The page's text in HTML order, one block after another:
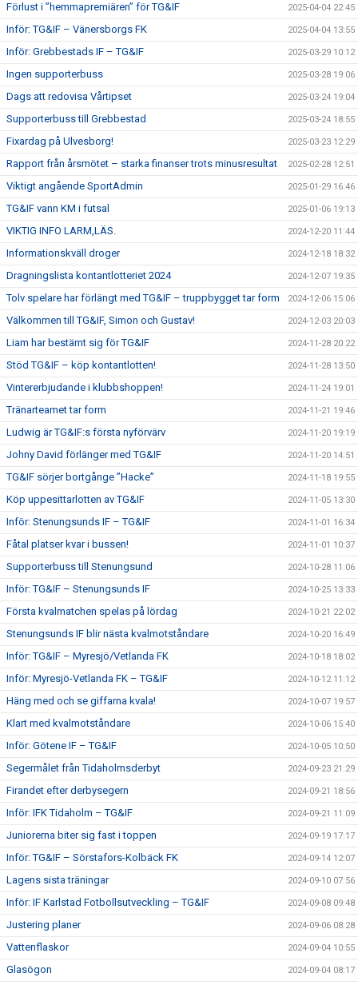
Förlust i ”hemmapremiären” för TG&IF 2025-04-04 22:45
Inför: TG&IF – Vänersborgs FK 2025-04-04 13:55
Inför: Grebbestads IF – TG&IF 2025-03-29 10:12
Ingen supporterbuss 2025-03-28 19:06
Dags att redovisa Vårtipset 2025-03-24 19:04
Supporterbuss till Grebbestad 2025-03-24 18:55
Fixardag på Ulvesborg! 2025-03-23 12:29
Rapport från årsmötet – starka finanser trots minusresultat 2025-02-28 12:51
Viktigt angående SportAdmin 2025-01-29 16:46
TG&IF vann KM i futsal 2025-01-06 19:13
VIKTIG INFO LARM,LÄS. 2024-12-20 11:44
Informationskväll droger 2024-12-18 18:32
Dragningslista kontantlotteriet 2024 2024-12-07 19:35
Tolv spelare har förlängt med TG&IF – truppbygget tar form 2024-12-06 15:06
Välkommen till TG&IF, Simon och Gustav! 2024-12-03 20:03
Liam har bestämt sig för TG&IF 2024-11-28 20:22
Stöd TG&IF – köp kontantlotten! 2024-11-28 13:50
Vintererbjudande i klubbshoppen! 2024-11-24 19:01
Tränarteamet tar form 2024-11-21 19:46
Ludwig är TG&IF:s första nyförvärv 2024-11-20 19:19
Johny David förlänger med TG&IF 2024-11-20 14:51
TG&IF sörjer bortgånge ”Hacke” 2024-11-18 19:55
Köp uppesittarlotten av TG&IF 2024-11-05 13:30
Inför: Stenungsunds IF – TG&IF 2024-11-01 16:34
Fåtal platser kvar i bussen! 2024-11-01 10:37
Supporterbuss till Stenungsund 2024-10-28 11:06
Inför: TG&IF – Stenungsunds IF 2024-10-25 13:33
Första kvalmatchen spelas på lördag 2024-10-21 22:02
Stenungsunds IF blir nästa kvalmotståndare 2024-10-20 16:49
Inför: TG&IF – Myresjö/Vetlanda FK 2024-10-18 18:02
Inför: Myresjö-Vetlanda FK – TG&IF 2024-10-12 11:12
Häng med och se giffarna kvala! 2024-10-07 19:57
Klart med kvalmotståndare 2024-10-06 15:40
Inför: Götene IF – TG&IF 2024-10-05 10:50
Segermålet från Tidaholmsderbyt 2024-09-23 21:29
Firandet efter derbysegern 2024-09-21 18:56
Inför: IFK Tidaholm – TG&IF 2024-09-21 11:09
Juniorerna biter sig fast i toppen 2024-09-19 17:17
Inför: TG&IF – Sörstafors-Kolbäck FK 2024-09-14 12:07
Lagens sista träningar 2024-09-10 07:56
Inför: IF Karlstad Fotbollsutveckling – TG&IF 2024-09-08 09:48
Justering planer 2024-09-06 08:28
Vattenflaskor 2024-09-04 10:55
Glasögon 2024-09-04 08:17